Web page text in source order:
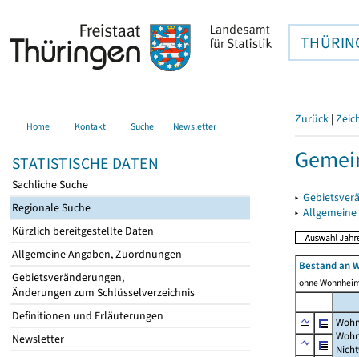
Home Kontakt Suche Newsletter
STATISTISCHE DATEN
Sachliche Suche
Regionale Suche
Kürzlich bereitgestellte Daten
Allgemeine Angaben, Zuordnungen
Gebietsveränderungen,
Änderungen zum Schlüsselverzeichnis
Definitionen und Erläuterungen
Newsletter
Zurück |
▸
▸
Bestand an
ohne